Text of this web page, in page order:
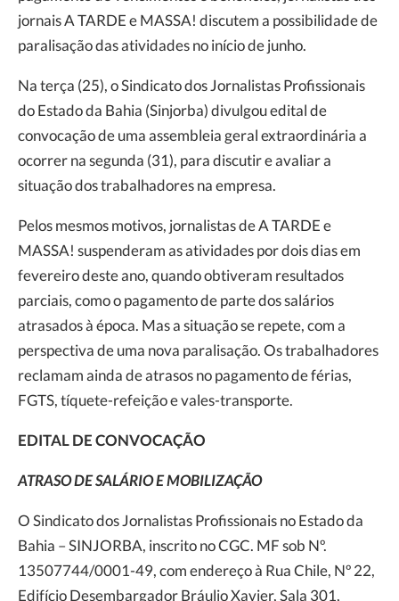
jornais A TARDE e MASSA! discutem a possibilidade de
paralisação das atividades no início de junho.
Na terça (25), o Sindicato dos Jornalistas Profissionais
do Estado da Bahia (Sinjorba) divulgou edital de
convocação de uma assembleia geral extraordinária a
ocorrer na segunda (31), para discutir e avaliar a
situação dos trabalhadores na empresa.
Pelos mesmos motivos, jornalistas de A TARDE e
MASSA! suspenderam as atividades por dois dias em
fevereiro deste ano, quando obtiveram resultados
parciais, como o pagamento de parte dos salários
atrasados à época. Mas a situação se repete, com a
perspectiva de uma nova paralisação. Os trabalhadores
reclamam ainda de atrasos no pagamento de férias,
FGTS, tíquete-refeição e vales-transporte.
EDITAL DE CONVOCAÇÃO
ATRASO DE SALÁRIO E MOBILIZAÇÃO
O Sindicato dos Jornalistas Profissionais no Estado da
Bahia – SINJORBA, inscrito no CGC. MF sob Nº.
13507744/0001-49, com endereço à Rua Chile, Nº 22,
Edifício Desembargador Bráulio Xavier, Sala 301,